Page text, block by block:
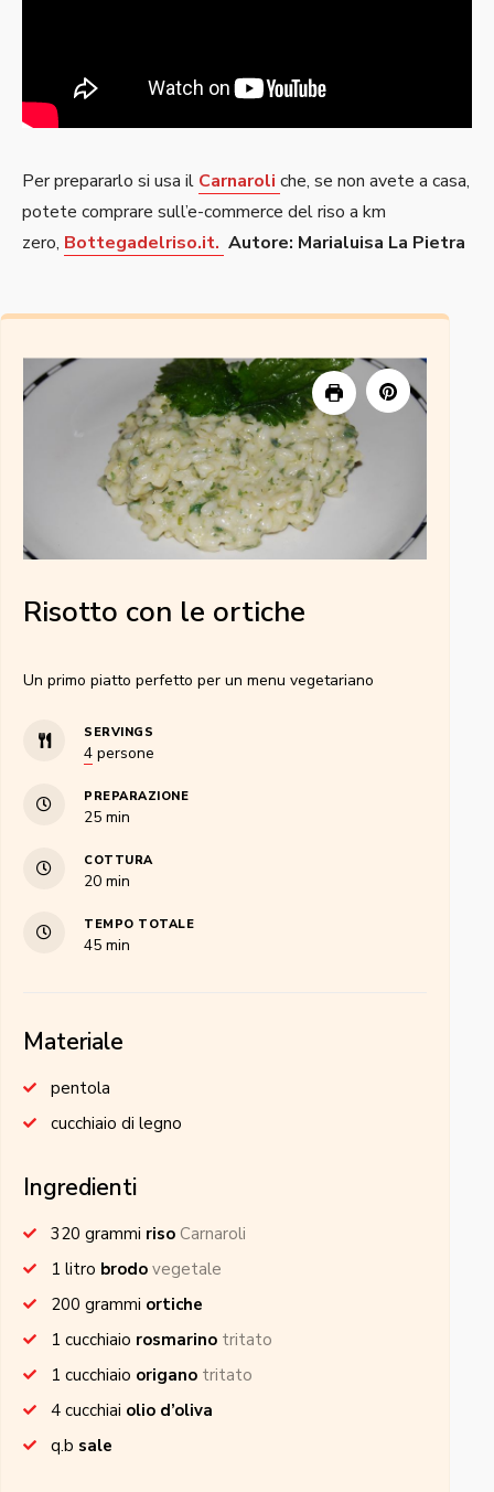
Per prepararlo si usa il Carnaroli che, se non avete a casa,
potete comprare sull’e-commerce del riso a km
zero, Bottegadelriso.it. Autore: Marialuisa La Pietra
Risotto con le ortiche
Un primo piatto perfetto per un menu vegetariano
SERVINGS
4 persone
PREPARAZIONE
25minuti
min
COTTURA
20minuti
min
TEMPO TOTALE
45minuti
min
Materiale
pentola
cucchiaio di legno
Ingredienti
320 grammi riso Carnaroli
1 litro brodo vegetale
200 grammi ortiche
1 cucchiaio rosmarino tritato
1 cucchiaio origano tritato
4 cucchiai olio d’oliva
q.b sale